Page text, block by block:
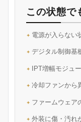
この状態で
電源が入らない
デジタル制御基
IPT増幅モジュ
冷却ファンから
ファームウェア
外装に傷・汚れ